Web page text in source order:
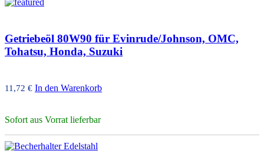
Getriebeöl 80W90 für Evinrude/Johnson, OMC,
Tohatsu, Honda, Suzuki
11,72 € In den Warenkorb
Sofort aus Vorrat lieferbar